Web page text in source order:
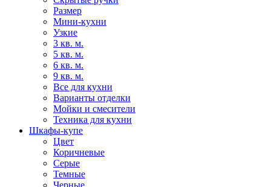
Размер
Мини-кухни
Узкие
3 кв. м.
5 кв. м.
6 кв. м.
9 кв. м.
Все для кухни
Варианты отделки
Мойки и смесители
Техника для кухни
Шкафы-купе
Цвет
Коричневые
Серые
Темные
Черные